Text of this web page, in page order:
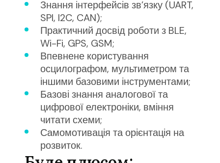
Знання інтерфейсів зв’язку (UART,
SPI, I2C, CAN);
Практичний досвід роботи з BLE,
Wi-Fi, GPS, GSM;
Впевнене користування
осцилографом, мультиметром та
іншими базовими інструментами;
Базові знання аналогової та
цифрової електроніки, вміння
читати схеми;
Самомотивація та орієнтація на
розвиток.